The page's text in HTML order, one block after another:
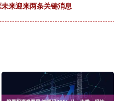
来迎来两条关键消息